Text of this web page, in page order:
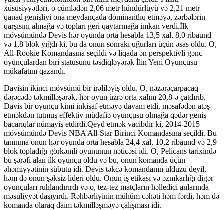
xüsusiyyətləri, o cümlədən 2,06 metr hündürlüyü və 2,21 metr
qanad genişliyi ona meydançada dominantlıq etməyə, zərbələrin
qarşısını almağa və topları geri qaytarmağa imkan verdi.İlk
mövsümündə Devis hər oyunda orta hesabla 13,5 xal, 8,0 ribaund
və 1,8 blok yığdı ki, bu da onun sonrakı uğurları üçün əsas oldu. O,
All-Rookie Komandasına seçildi və liqada ən perspektivli gənc
oyunçulardan biri statusunu təsdiqləyərək İlin Yeni Oyunçusu
mükafatını qazandı.
Davisin ikinci mövsümü bir irəliləyiş oldu. O, nəzərəçarpacaq
dərəcədə təkmilləşərək, hər oyun üzrə orta xalını 20,8-ə çatdırıb.
Davis bir oyunçu kimi inkişaf etməyə davam etdi, məsafədən atəş
etməkdən tutmuş effektiv müdafiə oyunçusu olmağa qədər geniş
bacarıqlar nümayiş etdirdi.Qeyd etmək vacibdir ki, 2014-2015
mövsümündə Devis NBA All-Star Birinci Komandasına seçildi. Bu
tanınma onun hər oyunda orta hesabla 24,4 xal, 10,2 ribaund və 2,9
blok topladığı görkəmli oyununun nəticəsi idi. O, Pelicans tarixində
bu şərəfi alan ilk oyunçu oldu və bu, onun komanda üçün
əhəmiyyətinin sübutu idi. Devis təkcə komandanın ulduzu deyil,
həm də onun şəksiz lideri oldu. Onun iş etikası və əzmkarlığı digər
oyunçuları ruhlandırırdı və o, tez-tez matçların həlledici anlarında
məsuliyyət daşıyırdı. Rəhbərliyinin mühüm cəhəti həm fərdi, həm də
komanda olaraq daim təkmilləşməyə çalışması idi.